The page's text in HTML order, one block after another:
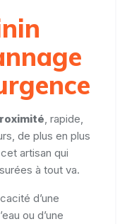
, rapide,
de plus en plus
artisan qui
à tout va.
d’une
ou d’une